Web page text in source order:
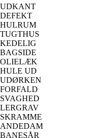
UDKANT
DEFEKT
HULRUM
TUGTHUS
KEDELIG
BAGSIDE
OLIELÆK
HULE UD
UDØRKEN
FORFALD
SVAGHED
LERGRAV
SKRAMME
ANDEDAM
BANESÅR